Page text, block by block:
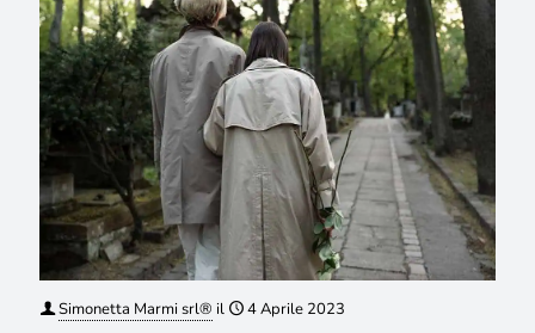
Simonetta Marmi srl® il 4 Aprile 2023